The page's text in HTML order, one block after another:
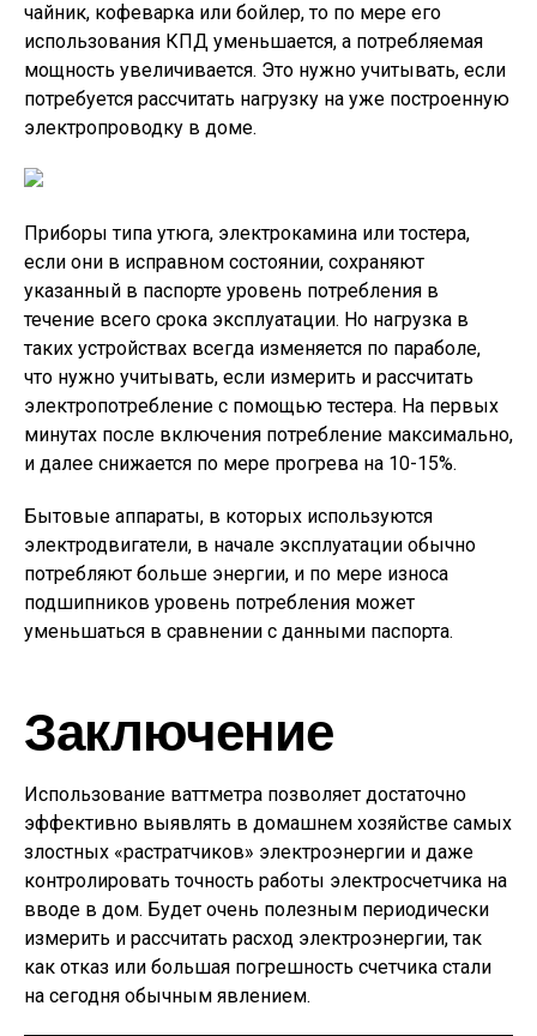
чайник, кофеварка или бойлер, то по мере его
использования КПД уменьшается, а потребляемая
мощность увеличивается. Это нужно учитывать, если
потребуется рассчитать нагрузку на уже построенную
электропроводку в доме.
Приборы типа утюга, электрокамина или тостера,
если они в исправном состоянии, сохраняют
указанный в паспорте уровень потребления в
течение всего срока эксплуатации. Но нагрузка в
таких устройствах всегда изменяется по параболе,
что нужно учитывать, если измерить и рассчитать
электропотребление с помощью тестера. На первых
минутах после включения потребление максимально,
и далее снижается по мере прогрева на 10-15%.
Бытовые аппараты, в которых используются
электродвигатели, в начале эксплуатации обычно
потребляют больше энергии, и по мере износа
подшипников уровень потребления может
уменьшаться в сравнении с данными паспорта.
Заключение
Использование ваттметра позволяет достаточно
эффективно выявлять в домашнем хозяйстве самых
злостных «растратчиков» электроэнергии и даже
контролировать точность работы электросчетчика на
вводе в дом. Будет очень полезным периодически
измерить и рассчитать расход электроэнергии, так
как отказ или большая погрешность счетчика стали
на сегодня обычным явлением.